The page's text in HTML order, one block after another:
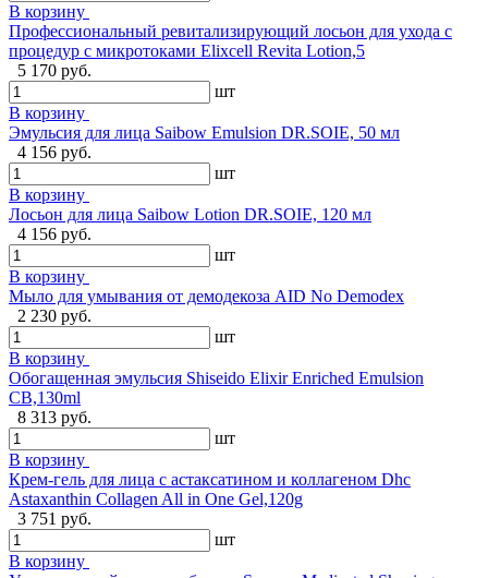
В корзину
Профессиональный ревитализирующий лосьон для ухода с
процедур с микротоками Elixcell Revita Lotion,5
5 170 руб.
шт
В корзину
Эмульсия для лица Saibow Emulsion DR.SOIE, 50 мл
4 156 руб.
шт
В корзину
Лосьон для лица Saibow Lotion DR.SOIE, 120 мл
4 156 руб.
шт
В корзину
Мыло для умывания от демодекоза AID No Demodex
2 230 руб.
шт
В корзину
Обогащенная эмульсия Shiseido Elixir Enriched Emulsion
CB,130ml
8 313 руб.
шт
В корзину
Крем-гель для лица с астаксатином и коллагеном Dhc
Astaxanthin Collagen All in One Gel,120g
3 751 руб.
шт
В корзину